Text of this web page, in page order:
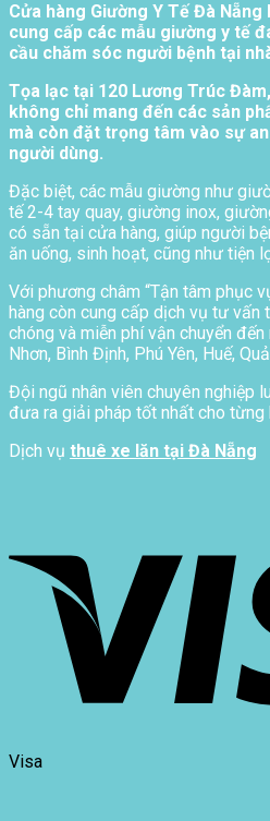
Cửa hàng Giường Y Tế Đà
cung cấp các mẫu giường y tế
cầu chăm sóc người bệnh tại
Tọa lạc tại 120 Lương Trúc
không chỉ mang đến các sản
mà còn đặt trọng tâm vào sự
người dùng.
Đặc biệt, các mẫu giường như
tế 2-4 tay quay, giường inox,
có sẵn tại cửa hàng, giúp người
ăn uống, sinh hoạt, cũng như tiện
Với phương châm “Tận tâm phục
hàng còn cung cấp dịch vụ tư vấn
chóng và miễn phí vận chuyển
Nhơn, Bình Định, Phú Yên, Huế,
Đội ngũ nhân viên chuyên nghiệp
đưa ra giải pháp tốt nhất cho từng
Dịch vụ thuê xe lăn tại Đà Nẵng
Visa